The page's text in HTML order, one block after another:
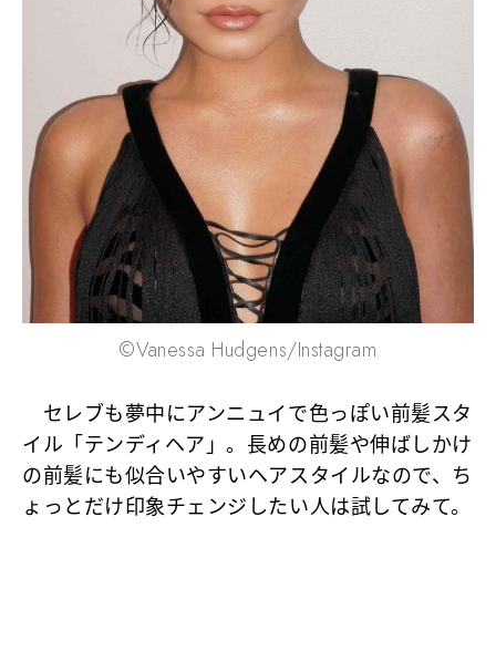
©Vanessa Hudgens/Instagram
セレブも夢中にアンニュイで色っぽい前髪スタ
イル「テンディヘア」。長めの前髪や伸ばしかけ
の前髪にも似合いやすいヘアスタイルなので、ち
ょっとだけ印象チェンジしたい人は試してみて。